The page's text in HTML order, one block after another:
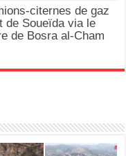
citernes de gaz
de Soueïda via le
de Bosra al-Cham